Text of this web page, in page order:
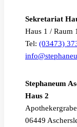
Sekretariat
Haus 1 / Raum
Tel: (03473)
Stephaneum
Haus 2
06449